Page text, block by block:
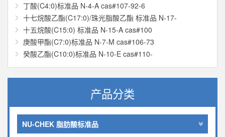
丁酸(C4:0)标准品 N-4-A cas#107-92-6
十七烷酸乙酯(C17:0)/珠光脂酸乙酯 标准品 N-17-
十五烷酸(C15:0) 标准品 N-15-A cas#100
庚酸甲酯(C7:0)标准品 N-7-M cas#106-73
癸酸乙酯(C10:0)标准品 N-10-E cas#110-
产品分类
NU-CHEK 脂肪酸标准品